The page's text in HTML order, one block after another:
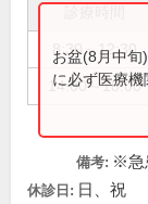
8:30～12:30
14:00～18:00
お盆(8月中旬
に必ず医療機
備考: ※急
休診日: 日、祝